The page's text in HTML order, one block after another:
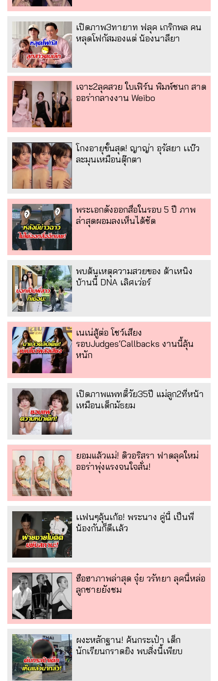
เปิดภาพ3ทายาท ฟลุค เกริกพล คน
หลุดโฟกัสมองแต่ น้องนาลียา
เจาะ2ลุคสวย ใบเฟิร์น พิมพ์ชนก สาด
ออร่ากลางงาน Weibo
โกงอายุขั้นสุด! ญาญ่า อุรัสยา เเบ๊ว
ละมุนเหมือนตุ๊กตา
พระเอกดังออกสื่อในรอบ 5 ปี ภาพ
ล่าสุดผอมลงเห็นได้ชัด
พบต้นเหตุความสวยของ ต้าเหนิง
บ้านนี้ DNA เลิศเว่อร์
เนเน่สู้ต่อ โชว์เสียง
รอบJudges’Callbacks งานนี้ลุ้น
หนัก
เปิดภาพแพทตี้วัย35ปี แม่ลูก2ที่หน้า
เหมือนเด็กมัธยม
ยอมแล้วแม่! ดิวอริสรา ฟาดลุคใหม่
ออร่าพุ่งแรงจนใจสั่น!
เเฟนๆลุ้นเก้อ! พระนาง คู่นี้ เป็นพี่
น้องกันก็ดีเเล้ว
ฮือฮาภาพล่าสุด จุ๋ย วรัทยา ลุคนี้หล่อ
ลูกชายยังชม
ผงะหลักฐาน! ค้นกระเป๋า เด็ก
นักเรียนกราดยิง พบสิ่งนี้เพียบ